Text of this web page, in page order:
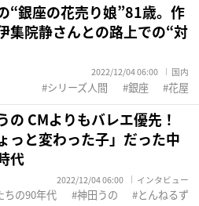
“銀座の花売り娘”81歳。作
集院静さんとの路上での“対
2022/12/04 06:00 国内
シリーズ人間 銀座 花屋
の CMよりもバレエ優先！
っと変わった子」だった中
代
2022/12/04 06:00 インタビュー
ちの90年代 神田うの とんねるず